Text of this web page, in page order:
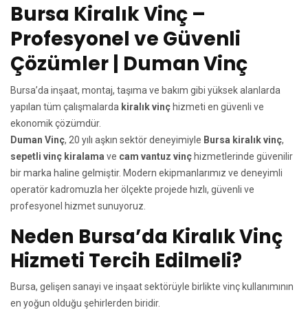
Bursa Kiralık Vinç –
Profesyonel ve Güvenli
Çözümler | Duman Vinç
Bursa’da inşaat, montaj, taşıma ve bakım gibi yüksek alanlarda
yapılan tüm çalışmalarda kiralık vinç hizmeti en güvenli ve
ekonomik çözümdür.
Duman Vinç, 20 yılı aşkın sektör deneyimiyle Bursa kiralık vinç,
sepetli vinç kiralama ve cam vantuz vinç hizmetlerinde güvenilir
bir marka haline gelmiştir. Modern ekipmanlarımız ve deneyimli
operatör kadromuzla her ölçekte projede hızlı, güvenli ve
profesyonel hizmet sunuyoruz.
Neden Bursa’da Kiralık Vinç
Hizmeti Tercih Edilmeli?
Bursa, gelişen sanayi ve inşaat sektörüyle birlikte vinç kullanımının
en yoğun olduğu şehirlerden biridir.